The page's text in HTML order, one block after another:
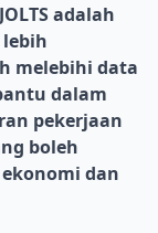
adalah
melebihi data
dalam
pekerjaan
boleh
dan